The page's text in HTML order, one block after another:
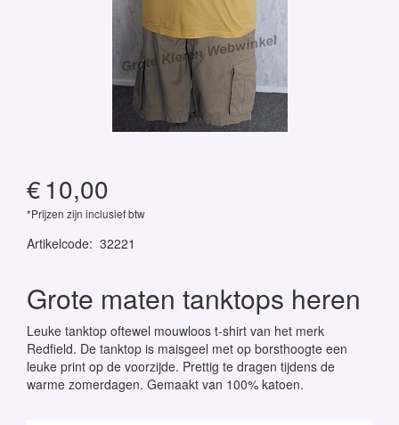
€10,00
*Prijzen zijn inclusief btw
Artikelcode: 32221
Grote maten tanktops heren
Leuke tanktop oftewel mouwloos t-shirt van het merk
Redfield. De tanktop is maisgeel met op borsthoogte een
leuke print op de voorzijde. Prettig te dragen tijdens de
warme zomerdagen. Gemaakt van 100% katoen.